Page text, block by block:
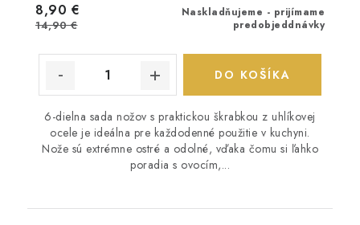
Naskladňujeme - prijímame
predobjeddnávky
8,90 €
14,90 €
DO KOŠÍKA
6-dielna sada nožov s praktickou škrabkou z uhlíkovej
ocele je ideálna pre každodenné použitie v kuchyni.
Nože sú extrémne ostré a odolné, vďaka čomu si ľahko
poradia s ovocím,...